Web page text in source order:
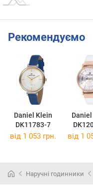
Рекомендуємо
Daniel Klein
DK11783-7
від 1 053 грн. від 1
Наручні годинники